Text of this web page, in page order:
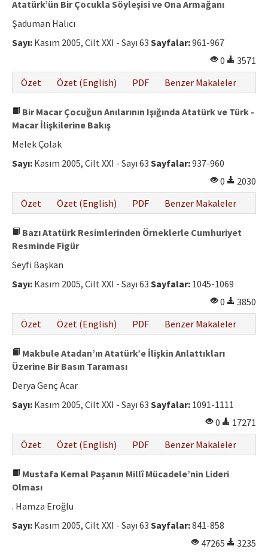
Atatürk’ün Bir Çocukla Söyleşisi ve Ona Armağanı
Şaduman Halıcı
Sayı: Kasım 2005, Cilt XXI - Sayı 63 Sayfalar:961-967
0
3571
Özet
Özet (English) PDF Benzer Makaleler
Bir Macar Çocuğun Anılarının Işığında Atatürk ve Türk -
Macar İlişkilerine Bakış
Melek Çolak
Sayı: Kasım 2005, Cilt XXI - Sayı 63 Sayfalar:937-960
0
2030
Özet
Özet (English) PDF Benzer Makaleler
Bazı Atatürk Resimlerinden Örneklerle Cumhuriyet
Resminde Figür
Seyfi Başkan
Sayı: Kasım 2005, Cilt XXI - Sayı 63 Sayfalar: 1045-1069
0
3850
Özet
Özet (English) PDF Benzer Makaleler
Makbule Atadan’ın Atatürk’e İlişkin Anlattıkları
Üzerine Bir Basın Taraması
Derya Genç Acar
Sayı: Kasım 2005, Cilt XXI - Sayı 63 Sayfalar: 1091-1111
0
17271
Özet
Özet (English) PDF Benzer Makaleler
Mustafa Kemal Paşanın Millî Mücadele’nin Lideri
Olması
. Hamza Eroğlu
Sayı: Kasım 2005, Cilt XXI - Sayı 63 Sayfalar:841-858
47265
3235